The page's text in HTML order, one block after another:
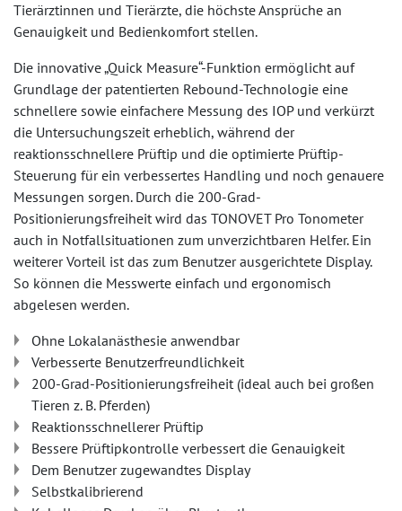
Tierärztinnen und Tierärzte, die höchste Ansprüche an
Genauigkeit und Bedienkomfort stellen.
Die innovative „Quick Measure“-Funktion ermöglicht auf
Grundlage der patentierten Rebound-Technologie eine
schnellere sowie einfachere Messung des IOP und verkürzt
die Untersuchungszeit erheblich, während der
reaktionsschnellere Prüftip und die optimierte Prüftip-
Steuerung für ein verbessertes Handling und noch genauere
Messungen sorgen. Durch die 200-Grad-
Positionierungsfreiheit wird das TONOVET Pro Tonometer
auch in Notfallsituationen zum unverzichtbaren Helfer. Ein
weiterer Vorteil ist das zum Benutzer ausgerichtete Display.
So können die Messwerte einfach und ergonomisch
abgelesen werden.
Ohne Lokalanästhesie anwendbar
Verbesserte Benutzerfreundlichkeit
200-Grad-Positionierungsfreiheit (ideal auch bei großen
Tieren z. B. Pferden)
Reaktionsschnellerer Prüftip
Bessere Prüftipkontrolle verbessert die Genauigkeit
Dem Benutzer zugewandtes Display
Selbstkalibrierend